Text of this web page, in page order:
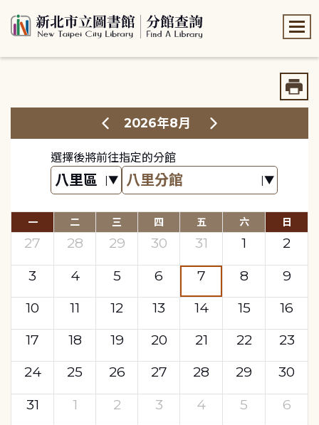
2026年8月
選擇後將前往指定的分館
一 二 三 四 五 六 日
27 28 29 30 31 1
2
3
4 5 6 7 8
9
10
11 12 13 14 15
16
17
18 19 20 21 22
23
24
25 26 27 28 29
30
31
1 2 3 4 5 6